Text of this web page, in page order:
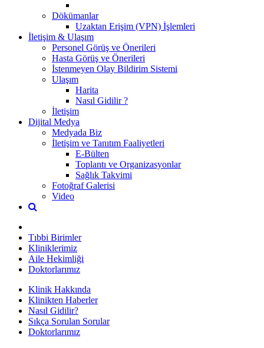
Dökümanlar
Uzaktan Erişim (VPN) İşlemleri
İletişim & Ulaşım
Personel Görüş ve Önerileri
Hasta Görüş ve Önerileri
İstenmeyen Olay Bildirim Sistemi
Ulaşım
Harita
Nasıl Gidilir ?
İletişim
Dijital Medya
Medyada Biz
İletişim ve Tanıtım Faaliyetleri
E-Bülten
Toplantı ve Organizasyonlar
Sağlık Takvimi
Fotoğraf Galerisi
Video
Tıbbi Birimler
Kliniklerimiz
Aile Hekimliği
Doktorlarımız
Klinik Hakkında
Klinikten Haberler
Nasıl Gidilir?
Sıkça Sorulan Sorular
Doktorlarımız